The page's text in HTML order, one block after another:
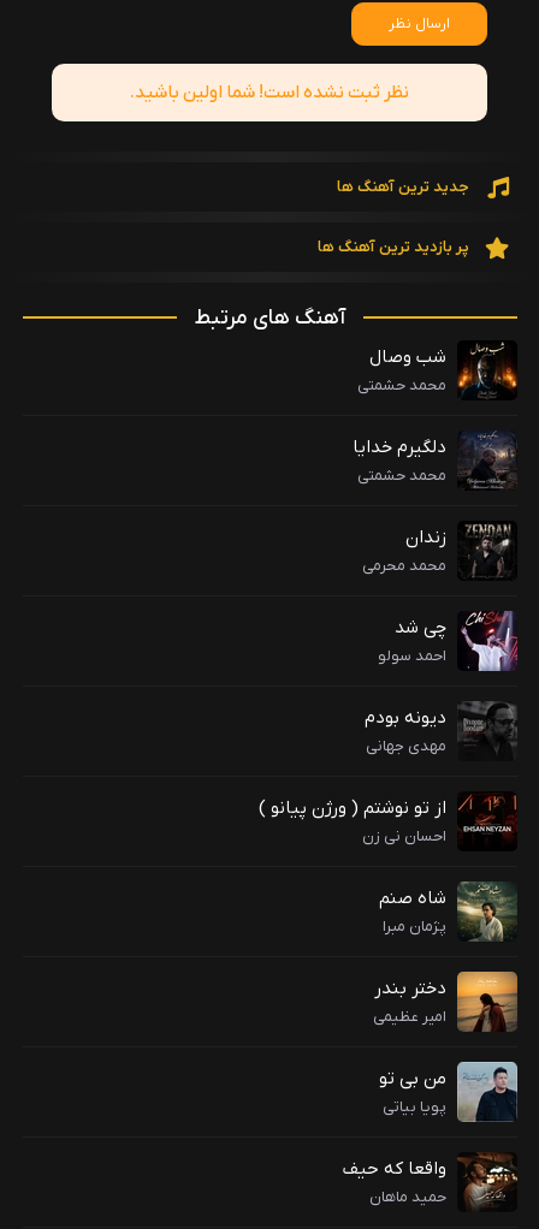
ارسال نظر
نظر ثبت نشده است! شما اولین باشید.
جدید ترین آهنگ ها
پر بازدید ترین آهنگ ها
آهنگ های مرتبط
شب وصال
محمد حشمتی
دلگیرم خدایا
محمد حشمتی
زندان
محمد محرمی
چی شد
احمد سولو
دیونه بودم
مهدی جهانی
از تو نوشتم ( ورژن پیانو )
احسان نی زن
شاه صنم
پژمان مبرا
دختر بندر
امیر عظیمی
من بی تو
پویا بیاتی
واقعا که حیف
حمید ماهان